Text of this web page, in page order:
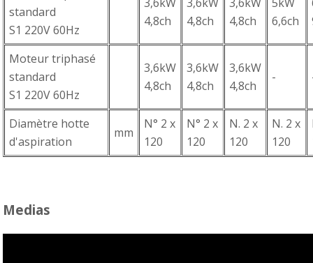
standard
S1 220V 60Hz
3,6kW
4,8ch
3,6kW
4,8ch
3,6kW
4,8ch
5kW
6,6ch
Moteur triphasé
standard
S1 220V 60Hz
3,6kW
4,8ch
3,6kW
4,8ch
3,6kW
4,8ch
-
Diamètre hotte
d'aspiration
mm
N° 2 x
120
N° 2 x
120
N. 2 x
120
N. 2 x
120
Medias